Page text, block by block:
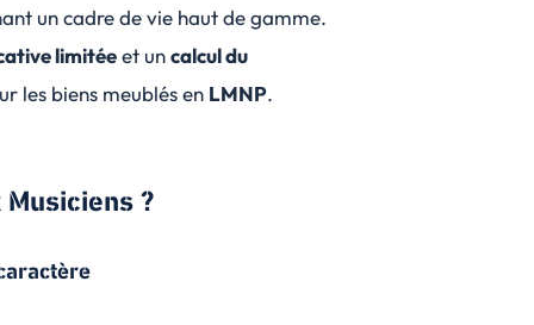
un cadre de vie haut de gamme.
limitéeet uncalcul du
les biens meublés en LMNP.
?